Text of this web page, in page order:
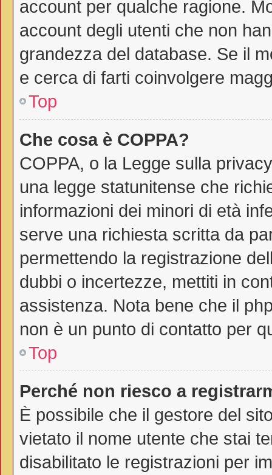
account per qualche ragione.
account degli utenti che non
grandezza del database. Se il
e cerca di farti coinvolgere
Top
Che cosa è COPPA?
COPPA, o la Legge sulla
una legge statunitense che
informazioni dei minori di età
serve una richiesta scritta da
permettendo la registrazione
dubbi o incertezze, mettiti in
assistenza. Nota bene che il
non è un punto di contatto per
Top
Perché non riesco a
È possibile che il gestore del
vietato il nome utente che stai
disabilitato le registrazioni per